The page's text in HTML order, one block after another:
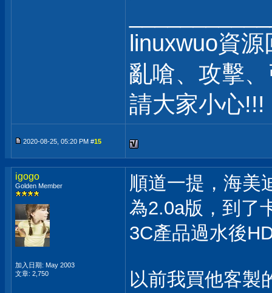
linuxwuo資
亂嗆、攻擊
請大家小心!!!
2020-08-25, 05:20 PM #15
igogo
Golden Member
加入日期: May 2003
文章: 2,750
順道一提，海美
為2.0a版，到了
3C產品過水後
以前我買他客製